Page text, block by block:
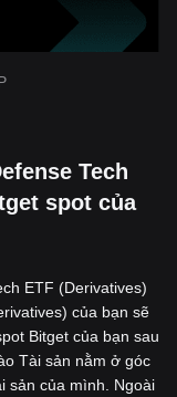
Tech
spot của
ETF (Derivatives)
của bạn sẽ
Bitget của bạn sau
Tài sản nằm ở góc
sản của mình. Ngoài